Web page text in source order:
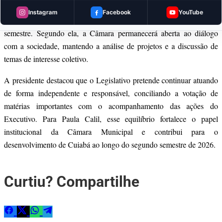
Instagram Facebook YouTube
Ao comentar os próximos meses, Paula Calil afirmou que a
expectativa é dar continuidade ao trabalho desenvolvido no primeiro
semestre. Segundo ela, a Câmara permanecerá aberta ao diálogo
com a sociedade, mantendo a análise de projetos e a discussão de
temas de interesse coletivo.
A presidente destacou que o Legislativo pretende continuar atuando
de forma independente e responsável, conciliando a votação de
matérias importantes com o acompanhamento das ações do
Executivo. Para Paula Calil, esse equilíbrio fortalece o papel
institucional da Câmara Municipal e contribui para o
desenvolvimento de Cuiabá ao longo do segundo semestre de 2026.
Curtiu? Compartilhe